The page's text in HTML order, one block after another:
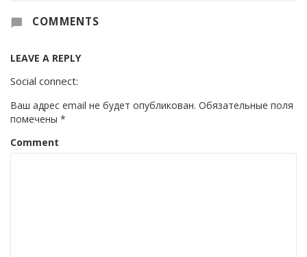
COMMENTS
LEAVE A REPLY
Social connect:
Ваш адрес email не будет опубликован. Обязательные поля
помечены *
Comment